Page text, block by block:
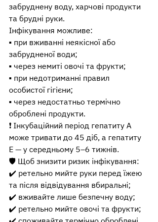
забруднену воду, харчові продукти
та брудні руки.
Інфікування можливе:
▪️ при вживанні неякісної або
забрудненої води;
▪️ через немиті овочі та фрукти;
▪️ при недотриманні правил
особистої гігієни;
▪️ через недостатньо термічно
оброблені продукти.
❗ Інкубаційний період гепатиту A
може тривати до 45 діб, а гепатиту
E — у середньому 5–6 тижнів.
🛡️ Щоб знизити ризик інфікування:
✔️ ретельно мийте руки перед їжею
та після відвідування вбиральні;
✔️ вживайте лише безпечну воду;
✔️ ретельно мийте овочі та фрукти;